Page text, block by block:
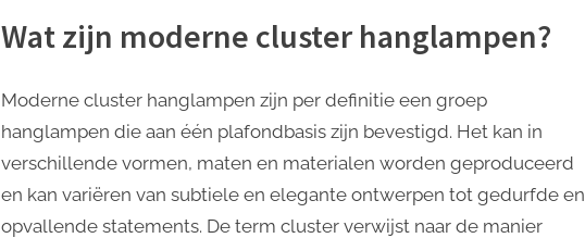
Wat zijn moderne cluster hanglampen?
Moderne cluster hanglampen zijn per definitie een groep
hanglampen die aan één plafondbasis zijn bevestigd. Het kan in
verschillende vormen, maten en materialen worden geproduceerd
en kan variëren van subtiele en elegante ontwerpen tot gedurfde en
opvallende statements. De term cluster verwijst naar de manier